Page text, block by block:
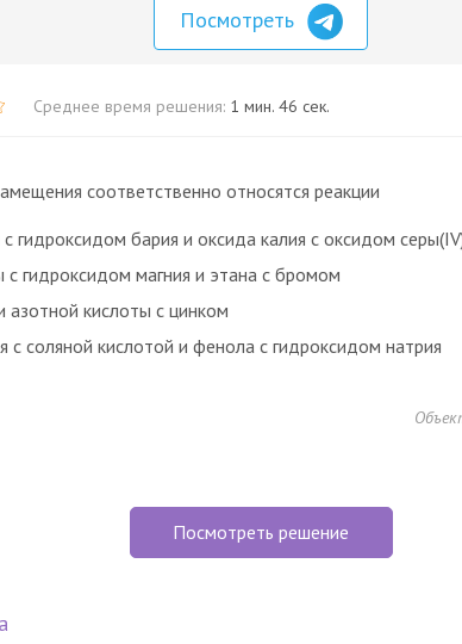
Посмотреть
Среднее время решения: 1 мин. 46 сек.
соответственно относятся реакции
гидроксидом бария и оксида калия с оксидом
с гидроксидом магния и этана с бромом
азотной кислоты с цинком
с соляной кислотой и фенола с гидроксидом натрия
Посмотреть решение